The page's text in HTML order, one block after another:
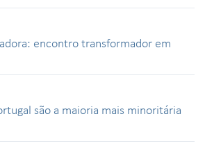
encontro transformador em
são a maioria mais minoritária